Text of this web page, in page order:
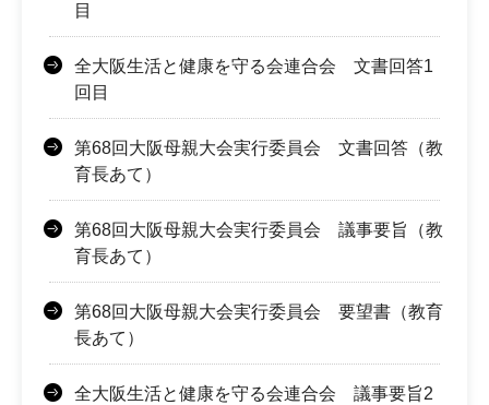
目
全大阪生活と健康を守る会連合会 文書回答1
回目
第68回大阪母親大会実行委員会 文書回答（教
育長あて）
第68回大阪母親大会実行委員会 議事要旨（教
育長あて）
第68回大阪母親大会実行委員会 要望書（教育
長あて）
全大阪生活と健康を守る会連合会 議事要旨2